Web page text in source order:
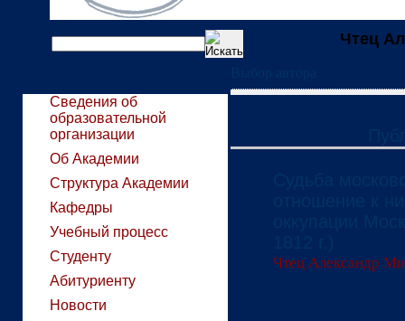
Сведения об
образовательной
организации
Об Академии
Структура Академии
Кафедры
Учебный процесс
Студенту
Абитуриенту
Новости
Чтец
Чтец Александр